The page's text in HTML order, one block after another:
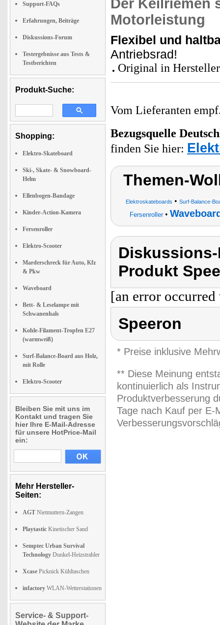
Support-FAQs
Erfahrungen, Beiträge
Diskussions-Forum
Testergebnisse aus Tests &
Testberichten
Produkt-Suche:
Shopping:
Elektro-Skateboard
Ski-, Skate- & Snowboard-
Helm
Ellenbogen-Bandage
Kinder-Action-Kamera
Fersenroller
Elektro-Scooter
Marderschreck für Auto, Kfz
& Pkw
Waveboard
Bett- & Leselampe mit
Schwanenhals
Kohle-Filament-Tropfen E27
(warmweiß)
Surf-Balance-Board aus Holz,
mit Rolle
Elektro-Scooter
Bleiben Sie mit uns im
Kontakt und tragen Sie
hier Ihre E-Mail-Adresse
für unsere HotPrice-Mail
ein:
Mehr Hersteller-
Seiten:
AGT Nietmuttern-Zangen
Playtastic Kinetischer Sand
Semptec Urban Survival
Technology Dunkel-Heizstrahler
Xcase Picknick Kühltaschen
infactory WLAN-Wetterstationen
Service- & Support-
Der Keilriemen
Motorleistung
Flexibel und
Antriebsrad!
Original in
Vom Lieferanten
Bezugsquelle
finden Sie hier:
Themen-
Elektroskateboards • Surf-Balance-
Fersenroller•
Produkt
[an error
Speeron
* Preise inklusive
** Diese Meinung
kontinuierlich als
Produktverbesserung
Tage nach Kauf per E-